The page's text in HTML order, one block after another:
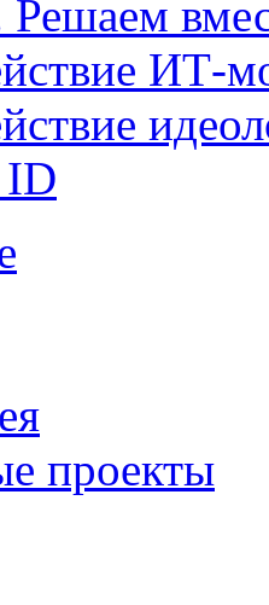
Решаем
ИТ-
проекты